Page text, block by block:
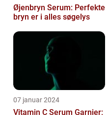
Øjenbryn Serum: Perfekte
bryn er i alles søgelys
07 januar 2024
Vitamin C Serum Garnier: